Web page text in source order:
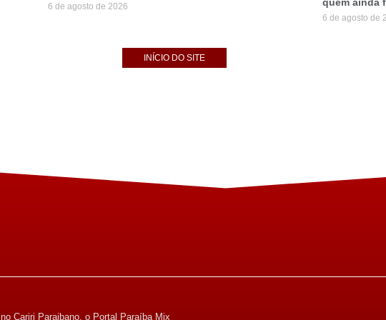
6 de agosto de 2026
6 de agosto de
INÍCIO DO SITE
Cariri Paraibano, o Portal Paraíba Mix